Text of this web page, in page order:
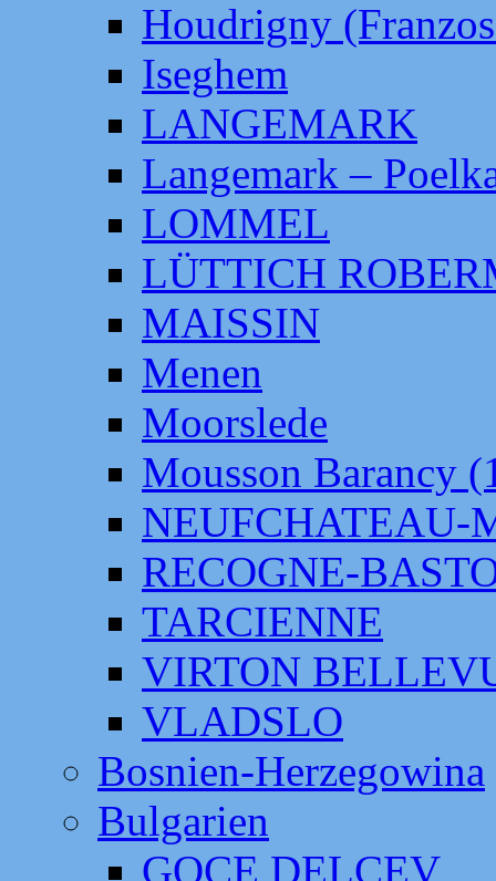
Houdrigny
Iseghem
LANGEMARK
Langemark –
LOMMEL
LÜTTICH
MAISSIN
Menen
Moorslede
Mousson Barancy
NEUFCHATEAU-
RECOGNE-
TARCIENNE
VIRTON
VLADSLO
Bosnien-Herzegowina
Bulgarien
GOCE DELCEV